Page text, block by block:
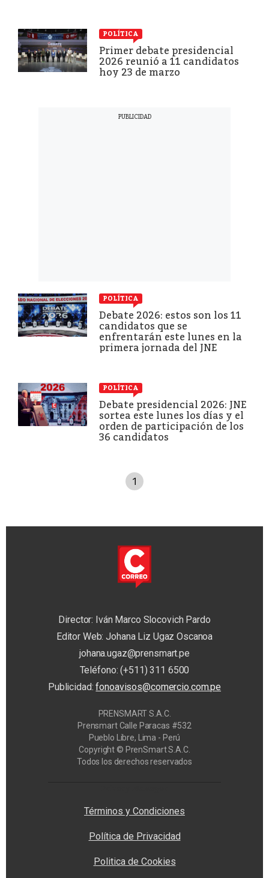
POLÍTICA
Primer debate presidencial
2026 reunió a 11 candidatos
hoy 23 de marzo
POLÍTICA
Debate 2026: estos son los 11
candidatos que se
enfrentarán este lunes en la
primera jornada del JNE
POLÍTICA
Debate presidencial 2026: JNE
sortea este lunes los días y el
orden de participación de los
36 candidatos
1
Director: Iván Marco Slocovich Pardo
Editor Web: Johana Liz Ugaz Oscanoa
johana.ugaz@prensmart.pe
Teléfono: (+511) 311 6500
Publicidad:fonoavisos@comercio.com.pe
PRENSMART S.A.C.
Prensmart Calle Paracas #532
Pueblo Libre, Lima - Perú
Copyright © PrenSmart S.A.C.
Todos los derechos reservados
Términos y Condiciones
Política de Privacidad
Politica de Cookies